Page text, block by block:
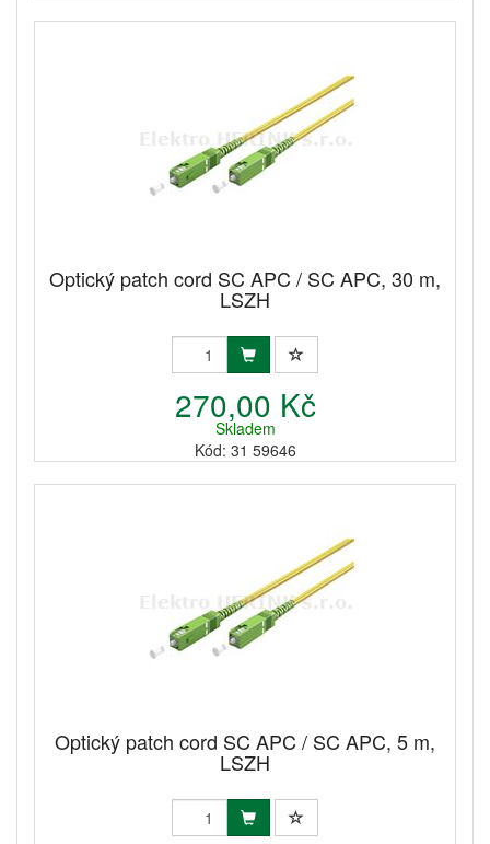
Optický patch cord SC APC / SC APC, 30 m,
LSZH
270,00 Kč
Skladem
Kód: 31 59646
Optický patch cord SC APC / SC APC, 5 m,
LSZH